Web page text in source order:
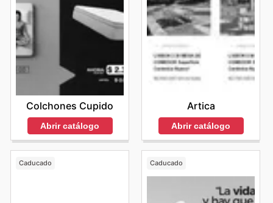
Colchones Cupido
Abrir catálogo
Artica
Abrir catálogo
Caducado Caducado